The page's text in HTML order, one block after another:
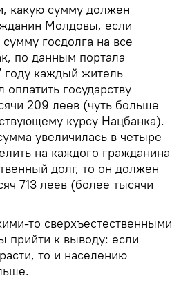
какую сумму должен
Молдовы, если
госдолга на все
по данным портала
каждый житель
государству
209 леев (чуть больше
курсу Нацбанка).
увеличилась в четыре
на каждого гражданина
долг, то он должен
713 леев (более тысячи
то сверхъестественными
прийти к выводу: если
то и населению